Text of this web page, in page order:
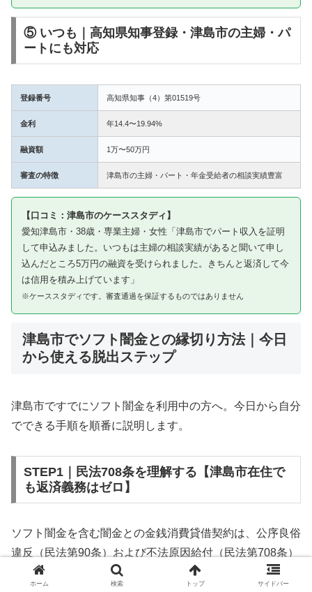
⑤ いつも｜高知県知事登録・津島市の主婦・パ
ートにも対応
登録番号 高知県知事（4）第01519号
金利 年14.4〜19.94%
融資額 1万〜50万円
審査の特徴 津島市の主婦・パート・年金受給者の相談実績豊富
【口コミ：津島市のケーススタディ】
愛知津島市・38歳・専業主婦・女性「津島市でパート収入を証明
して申込みました。いつもは主婦の相談実績があると聞いて申し
込んだところ5万円の融資を受けられました。きちんと返済して今
は信用を積み上げています」
※ケーススタディです。審査通過を保証するものではありません
津島市でソフト闇金との縁切り方法｜今日
から使える脱出ステップ
津島市ですでにソフト闇金を利用中の方へ。今日から自分
でできる手順を順番に説明します。
STEP1｜民法708条を理解する【津島市在住で
も返済義務はゼロ】
ソフト闇金を含む闇金との金銭消費貸借契約は、公序良俗
違反（民法第90条）および不法原因給付（民法第708条）
に該当するため、法的には無効です。津島市在住であって
ホーム 検索 トップ サイドバー